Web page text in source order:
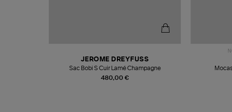
480,00 €
JEROME DREYFUSS
Sac Bobi S Cuir Lamé Champagne